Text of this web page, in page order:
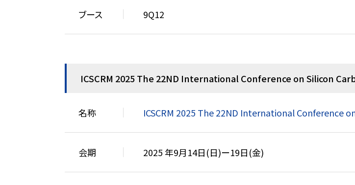
ブース 9Q12
ICSCRM 2025 The 22ND International Conference on Silicon
名称 ICSCRM 2025 The 22ND International Conference
会期 2025 年9月14日(日)ー19日(金)